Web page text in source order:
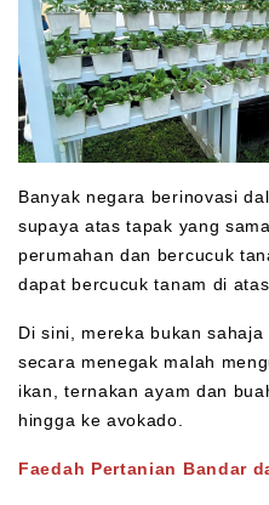
Banyak negara berinovasi
supaya atas tapak yang
perumahan dan bercucuk
dapat bercucuk tanam di
Di sini, mereka bukan
secara menegak malah
ikan, ternakan ayam dan
hingga ke avokado.
Faedah Pertanian Bandar